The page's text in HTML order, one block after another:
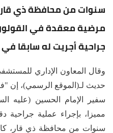
سنوات من محافظة ذي
مرضية معقدة في
جراحية أجريت له سابقا
وقال المعاون الإداري
حديث لـ(الموقع الرسمي)، إن
سفير الإمام الحسين (عليه
مميزا، بإجراء عملية جراحية
سنوات من محافظة ذي قار،